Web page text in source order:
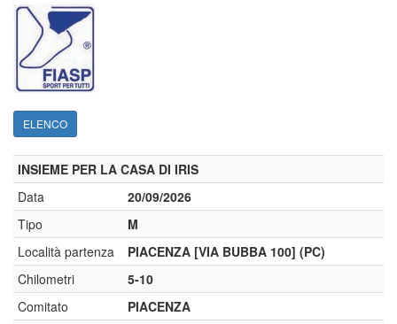
ELENCO
INSIEME PER LA CASA DI IRIS
Data
20/09/2026
Tipo
M
Località partenza
PIACENZA [VIA BUBBA 100] (PC)
Chilometri
5-10
Comitato
PIACENZA